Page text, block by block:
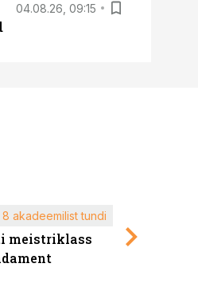
04.08.26, 09:15
meistriklass
8 akadeemilist tundi